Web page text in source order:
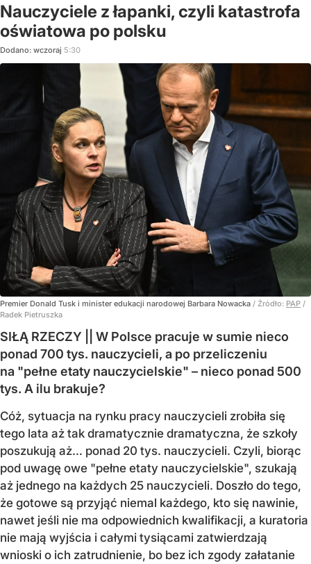
Nauczyciele z łapanki, czyli katastrofa
oświatowa po polsku
Dodano: wczoraj 5:30
Premier Donald Tusk i minister edukacji narodowej Barbara Nowacka / Źródło: PAP /
Radek Pietruszka
SIŁĄ RZECZY || W Polsce pracuje w sumie nieco
ponad 700 tys. nauczycieli, a po przeliczeniu
na "pełne etaty nauczycielskie" – nieco ponad 500
tys. A ilu brakuje?
Cóż, sytuacja na rynku pracy nauczycieli zrobiła się
tego lata aż tak dramatycznie dramatyczna, że szkoły
poszukują aż… ponad 20 tys. nauczycieli. Czyli, biorąc
pod uwagę owe "pełne etaty nauczycielskie", szukają
aż jednego na każdych 25 nauczycieli. Doszło do tego,
że gotowe są przyjąć niemal każdego, kto się nawinie,
nawet jeśli nie ma odpowiednich kwalifikacji, a kuratoria
nie mają wyjścia i całymi tysiącami zatwierdzają
wnioski o ich zatrudnienie, bo bez ich zgody załatanie